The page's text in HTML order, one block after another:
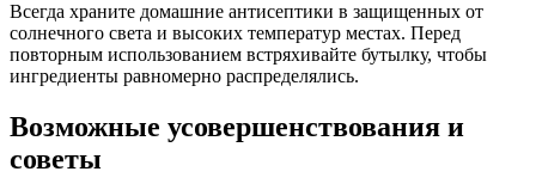
Всегда храните домашние антисептики в защищенных от
солнечного света и высоких температур местах. Перед
повторным использованием встряхивайте бутылку, чтобы
ингредиенты равномерно распределялись.
Возможные усовершенствования и
советы